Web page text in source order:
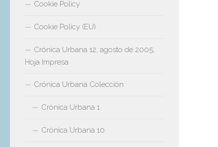
Cookie Policy
Cookie Policy (EU)
Crónica Urbana 12, agosto de 2005,
Hoja Impresa
Crónica Urbana Colección
Crónica Urbana 1
Crónica Urbana 10